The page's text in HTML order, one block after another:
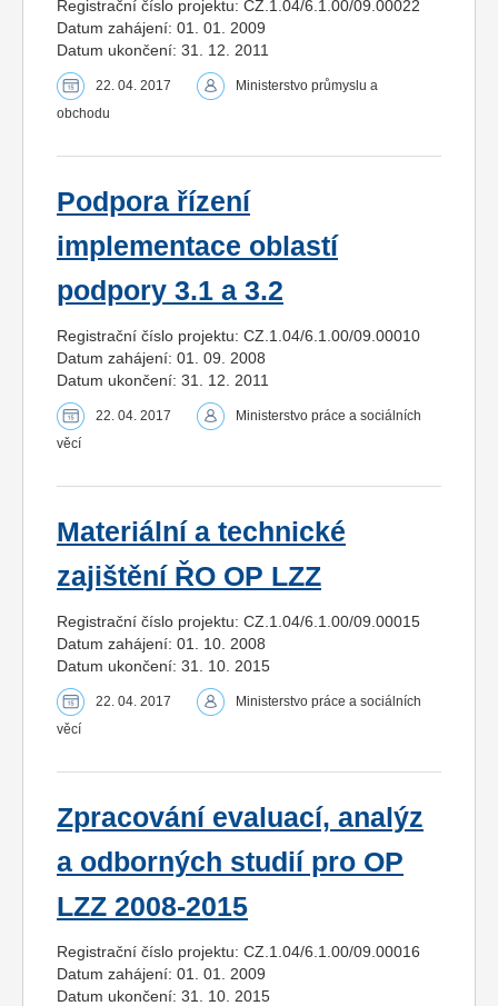
Registrační číslo projektu: CZ.1.04/6.1.00/09.00022
Datum zahájení: 01. 01. 2009
Datum ukončení: 31. 12. 2011
22. 04. 2017
Ministerstvo průmyslu a
obchodu
Podpora řízení
implementace oblastí
podpory 3.1 a 3.2
Registrační číslo projektu: CZ.1.04/6.1.00/09.00010
Datum zahájení: 01. 09. 2008
Datum ukončení: 31. 12. 2011
22. 04. 2017
Ministerstvo práce a sociálních
věcí
Materiální a technické
zajištění ŘO OP LZZ
Registrační číslo projektu: CZ.1.04/6.1.00/09.00015
Datum zahájení: 01. 10. 2008
Datum ukončení: 31. 10. 2015
22. 04. 2017
Ministerstvo práce a sociálních
věcí
Zpracování evaluací, analýz
a odborných studií pro OP
LZZ 2008-2015
Registrační číslo projektu: CZ.1.04/6.1.00/09.00016
Datum zahájení: 01. 01. 2009
Datum ukončení: 31. 10. 2015